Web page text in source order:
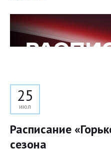
25
июл
Расписание
сезона